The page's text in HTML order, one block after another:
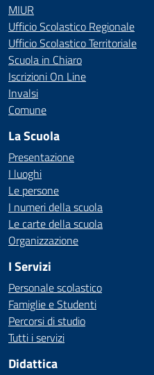
MIUR
Ufficio Scolastico Regionale
Ufficio Scolastico Territoriale
Scuola in Chiaro
Iscrizioni On Line
Invalsi
Comune
La Scuola
Presentazione
I luoghi
Le persone
I numeri della scuola
Le carte della scuola
Organizzazione
I Servizi
Personale scolastico
Famiglie e Studenti
Percorsi di studio
Tutti i servizi
Didattica